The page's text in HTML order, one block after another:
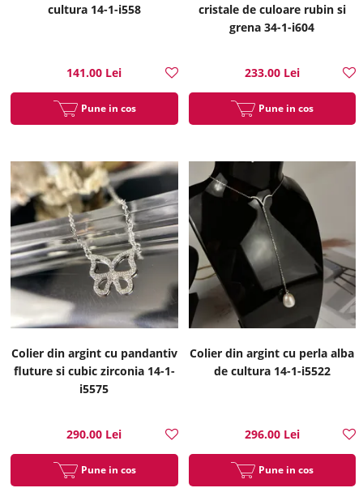
cultura 14-1-i558
141.00 Lei
Pune in cos
cristale de culoare rubin si
grena 34-1-i604
233.00 Lei
Pune in cos
Colier din argint cu pandantiv
fluture si cubic zirconia 14-1-
i5575
290.00 Lei
Pune in cos
Colier din argint cu perla alba
de cultura 14-1-i5522
296.00 Lei
Pune in cos